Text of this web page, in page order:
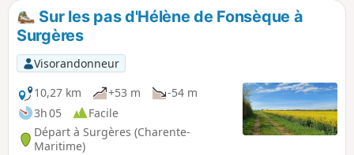
Sur les pas d'Hélène de Fonsèque à
Surgères
Visorandonneur
10,27 km
+53 m
-54 m
3h 05
Facile
Départ à Surgères (Charente-
Maritime)